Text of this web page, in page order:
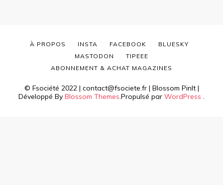
© Fsociété 2022 | contact@fsociete.fr | Blossom PinIt |
Développé By Blossom Themes.Propulsé par WordPress .
À PROPOS INSTA FACEBOOK
BLUESKY
MASTODON
TIPEEE
ABONNEMENT & ACHAT MAGAZINES